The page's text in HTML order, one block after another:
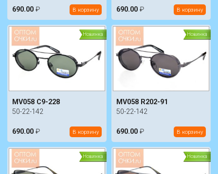
690.00 ₽ В корзину 690.00 ₽ В корзину
Новинка
MV058 C9-228
50-22-142
690.00 ₽ В корзину
Новинка
MV058 R202-91
50-22-142
690.00 ₽ В корзину
Новинка Новинка